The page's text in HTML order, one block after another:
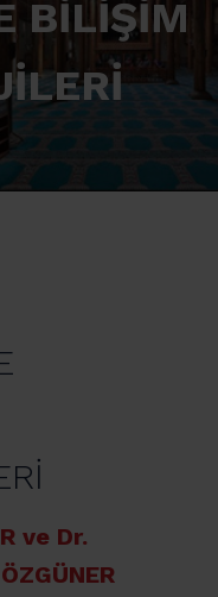
BİLİŞİM
ve Dr.